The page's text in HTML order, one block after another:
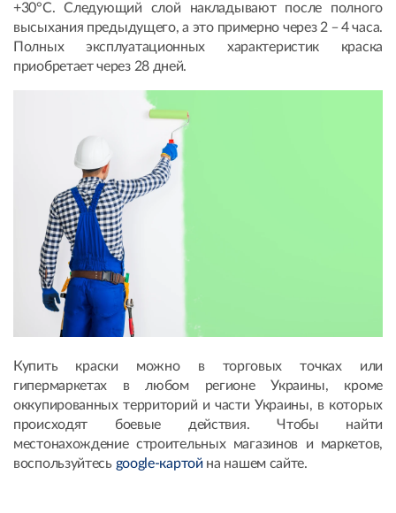
+30°С. Следующий слой накладывают после полного
высыхания предыдущего, а это примерно через 2 ̶ 4 часа.
Полных эксплуатационных характеристик краска
приобретает через 28 дней.
Купить краски можно в торговых точках или
гипермаркетах в любом регионе Украины, кроме
оккупированных территорий и части Украины, в которых
происходят боевые действия. Чтобы найти
местонахождение строительных магазинов и маркетов,
воспользуйтесь google-картой на нашем сайте.